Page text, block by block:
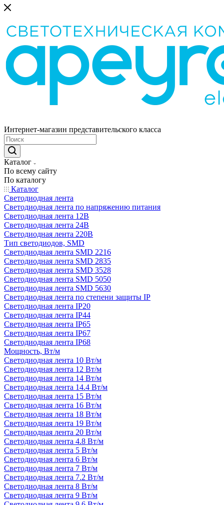
Интернет-магазин представительского класса
Каталог
По всему сайту
По каталогу
Каталог
Светодиодная лента
Светодиодная лента по напряжению питания
Светодиодная лента 12В
Светодиодная лента 24В
Светодиодная лента 220В
Тип светодиодов, SMD
Cветодиодная лента SMD 2216
Светодиодная лента SMD 2835
Светодиодная лента SMD 3528
Светодиодная лента SMD 5050
Светодиодная лента SMD 5630
Светодиодная лента по степени защиты IP
Светодиодная лента IP20
Светодиодная лента IP44
Светодиодная лента IP65
Светодиодная лента IP67
Светодиодная лента IP68
Мощность, Вт/м
Светодиодная лента 10 Вт/м
Светодиодная лента 12 Вт/м
Светодиодная лента 14 Вт/м
Светодиодная лента 14.4 Вт/м
Светодиодная лента 15 Вт/м
Светодиодная лента 16 Вт/м
Светодиодная лента 18 Вт/м
Светодиодная лента 19 Вт/м
Светодиодная лента 20 Вт/м
Светодиодная лента 4.8 Вт/м
Светодиодная лента 5 Вт/м
Светодиодная лента 6 Вт/м
Светодиодная лента 7 Вт/м
Светодиодная лента 7.2 Вт/м
Светодиодная лента 8 Вт/м
Светодиодная лента 9 Вт/м